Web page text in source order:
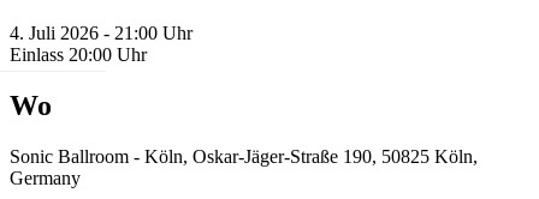
4. Juli 2026 - 21:00 Uhr
Einlass 20:00 Uhr
Wo
Sonic Ballroom - Köln, Oskar-Jäger-Straße 190, 50825 Köln,
Germany